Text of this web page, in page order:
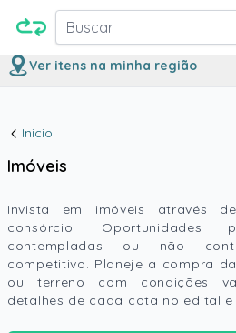
Buscar
Ver itens na minha região
Inicio
Imóveis
Invista em imóveis através
consórcio.
contempladas ou não
competitivo. Planeje a compra
ou terreno com condições
detalhes de cada cota no edital